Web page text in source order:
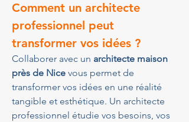
Comment un architecte
professionnel peut
transformer vos idées ?
Collaborer avec un architecte maison
près de Nice vous permet de
transformer vos idées en une réalité
tangible et esthétique. Un architecte
professionnel étudie vos besoins, vos